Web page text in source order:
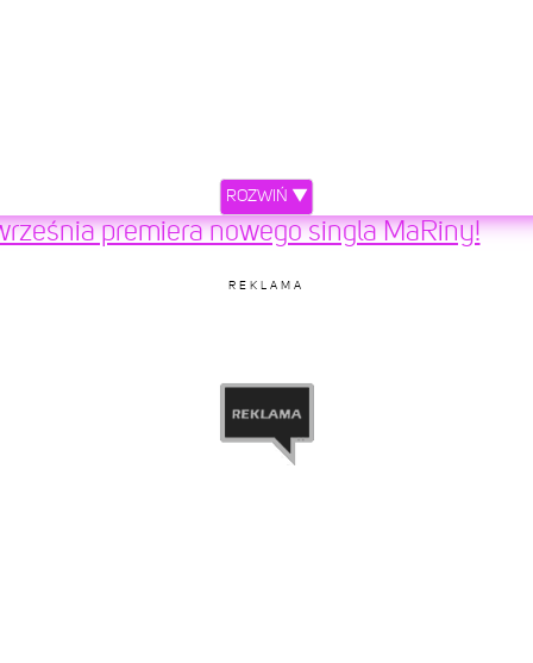
ROZWIŃ ▼
premiera nowego singla MaRiny!
REKLAMA